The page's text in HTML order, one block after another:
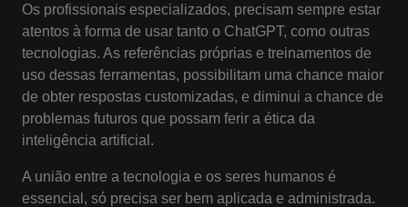
Os profissionais especializados, precisam sempre estar
atentos à forma de usar tanto o ChatGPT, como outras
tecnologias. As referências próprias e treinamentos de
uso dessas ferramentas, possibilitam uma chance maior
de obter respostas customizadas, e diminui a chance de
problemas futuros que possam ferir a ética da
inteligência artificial.
A união entre a tecnologia e os seres humanos é
essencial, só precisa ser bem aplicada e administrada.